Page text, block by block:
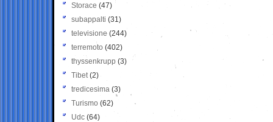
Storace (47)
subappalti (31)
televisione(244)
terremoto (402)
thyssenkrupp (3)
Tibet(2)
tredicesima (3)
Turismo (62)
Udc (64)